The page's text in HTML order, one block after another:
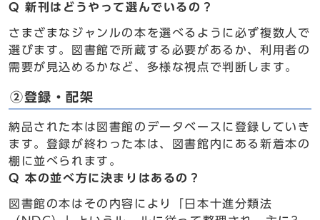
Q 新刊はどうやって選んでいるの？
さまざまなジャンルの本を選べるように必ず複数人で
選びます。図書館で所蔵する必要があるか、利用者の
需要が見込めるかなど、多様な視点で判断します。
②登録・配架
納品された本は図書館のデータベースに登録していき
ます。登録が終わった本は、図書館内にある新着本の
棚に並べられます。
Q 本の並べ方に決まりはあるの？
図書館の本はその内容により「日本十進分類法